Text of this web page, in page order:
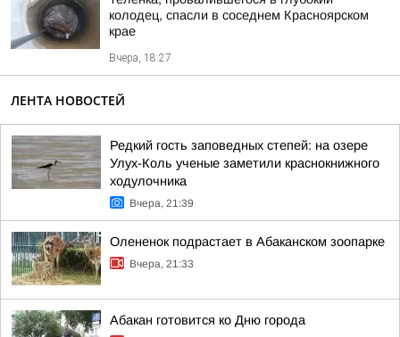
колодец, спасли в соседнем Красноярском
крае
Вчера, 18:27
ЛЕНТА НОВОСТЕЙ
Редкий гость заповедных степей: на озере
Улух-Коль ученые заметили краснокнижного
ходулочника
Вчера, 21:39
Олененок подрастает в Абаканском зоопарке
Вчера, 21:33
Абакан готовится ко Дню города